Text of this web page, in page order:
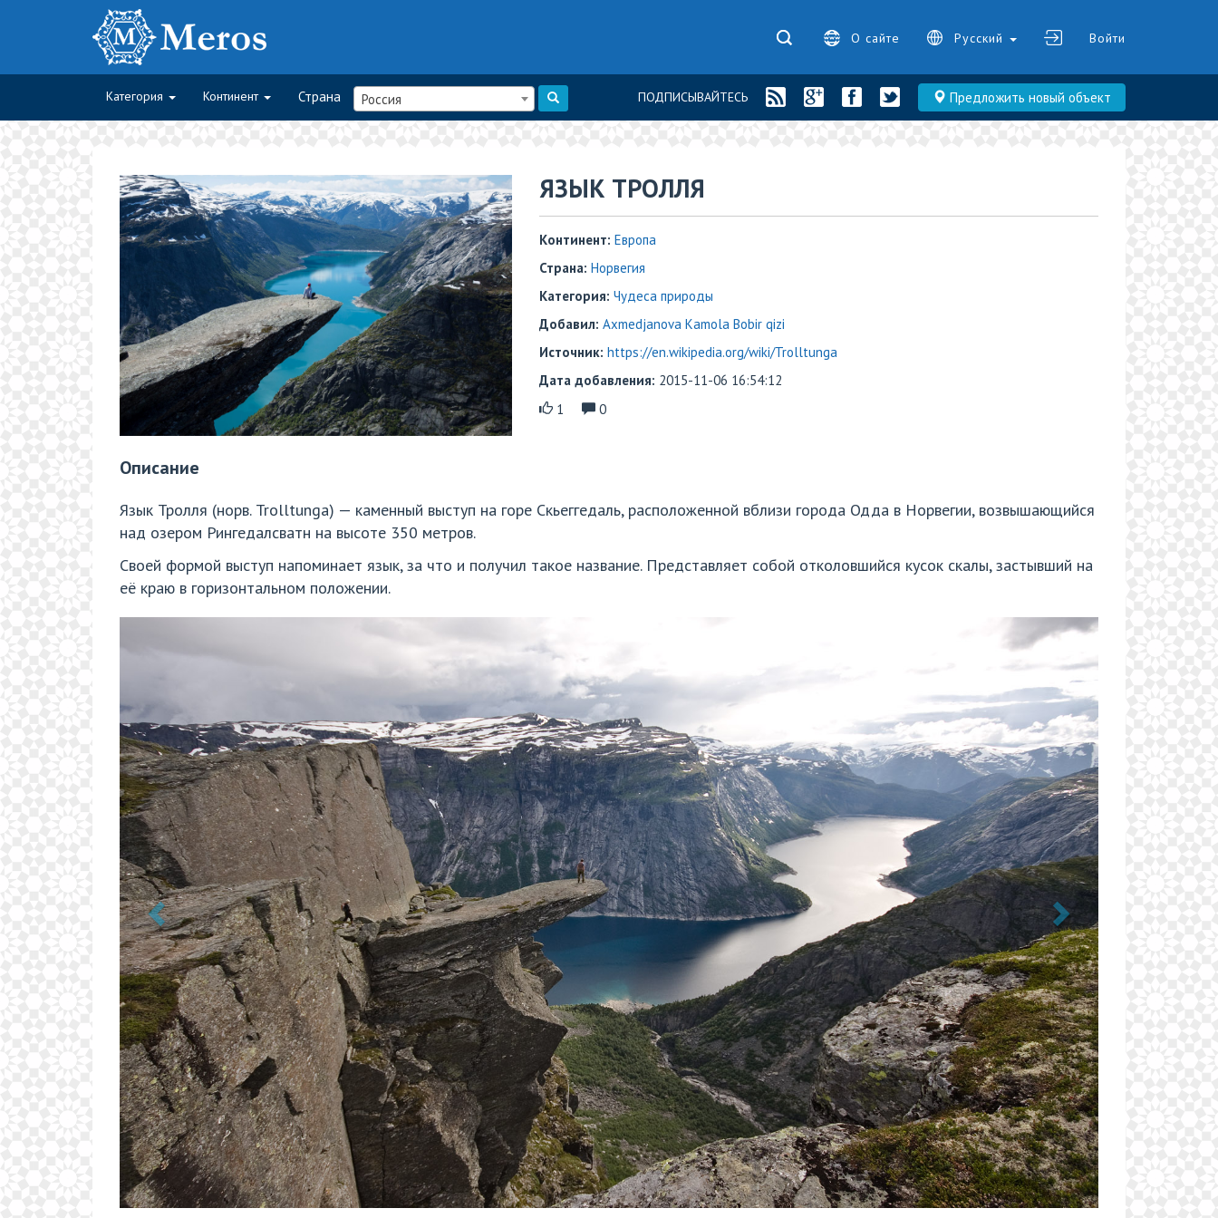
О сайте Русский Войти
Категория Континент Страна Россия Предложить новый объект
ПОДПИСЫВАЙТЕСЬ
ЯЗЫК ТРОЛЛЯ
Континент: Европа
Страна: Норвегия
Категория: Чудеса природы
Добавил: Axmedjanova Kamola Bobir qizi
Источник: https://en.wikipedia.org/wiki/Trolltunga
Дата добавления: 2015-11-06 16:54:12
1
0
Описание
Язык Тролля (норв. Trolltunga) — каменный выступ на горе Скьеггедаль, расположенной вблизи города Одда в Норвегии, возвышающийся
над озером Рингедалсватн на высоте 350 метров.
Своей формой выступ напоминает язык, за что и получил такое название. Представляет собой отколовшийся кусок скалы, застывший на
её краю в горизонтальном положении.